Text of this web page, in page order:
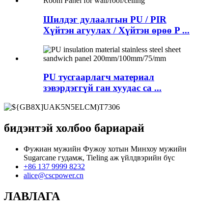
Шилдэг дулаалгын PU / PIR
Хүйтэн агуулах / Хүйтэн өрөө P ...
PU тусгаарлагч материал
зэвэрдэггүй ган хуудас са ...
бидэнтэй холбоо бариарай
Фужиан мужийн Фужоу хотын Минхоу мужийн
Sugarcane гудамж, Tieling аж үйлдвэрийн бүс
+86 137 9999 8232
alice@cscpower.cn
ЛАВЛАГА